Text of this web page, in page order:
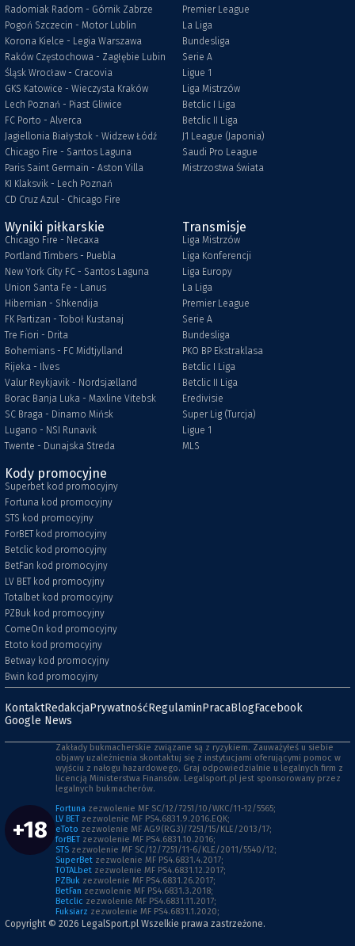
Radomiak Radom - Górnik Zabrze
Pogoń Szczecin - Motor Lublin
Korona Kielce - Legia Warszawa
Raków Częstochowa - Zagłębie Lubin
Śląsk Wrocław - Cracovia
GKS Katowice - Wieczysta Kraków
Lech Poznań - Piast Gliwice
FC Porto - Alverca
Jagiellonia Białystok - Widzew Łódź
Chicago Fire - Santos Laguna
Paris Saint Germain - Aston Villa
KI Klaksvik - Lech Poznań
CD Cruz Azul - Chicago Fire
Premier League
La Liga
Bundesliga
Serie A
Ligue 1
Liga Mistrzów
Betclic I Liga
Betclic II Liga
J1 League (Japonia)
Saudi Pro League
Mistrzostwa Świata
Wyniki piłkarskie
Chicago Fire - Necaxa
Portland Timbers - Puebla
New York City FC - Santos Laguna
Union Santa Fe - Lanus
Hibernian - Shkendija
FK Partizan - Toboł Kustanaj
Tre Fiori - Drita
Bohemians - FC Midtjylland
Rijeka - Ilves
Valur Reykjavik - Nordsjælland
Borac Banja Luka - Maxline Vitebsk
SC Braga - Dinamo Mińsk
Lugano - NSI Runavik
Twente - Dunajska Streda
Transmisje
Liga Mistrzów
Liga Konferencji
Liga Europy
La Liga
Premier League
Serie A
Bundesliga
PKO BP Ekstraklasa
Betclic I Liga
Betclic II Liga
Eredivisie
Super Lig (Turcja)
Ligue 1
MLS
Kody promocyjne
Superbet kod promocyjny
Fortuna kod promocyjny
STS kod promocyjny
ForBET kod promocyjny
Betclic kod promocyjny
BetFan kod promocyjny
LV BET kod promocyjny
Totalbet kod promocyjny
PZBuk kod promocyjny
ComeOn kod promocyjny
Etoto kod promocyjny
Betway kod promocyjny
Bwin kod promocyjny
KontaktRedakcjaPrywatnośćRegulaminPracaBlogFacebook
Google News
+18
Zakłady bukmacherskie związane są z ryzykiem. Zauważyłeś u siebie
objawy uzależnienia skontaktuj się z instytucjami oferującymi pomoc w
wyjściu z nałogu hazardowego. Graj odpowiedzialnie u legalnych firm z
licencją Ministerstwa Finansów. Legalsport.pl jest sponsorowany przez
legalnych bukmacherów.
Fortuna zezwolenie MF SC/12/7251/10/WKC/11-12/5565;
LV BET zezwolenie MF PS4.6831.9.2016.EQK;
eToto zezwolenie MF AG9(RG3)/7251/15/KLE/2013/17;
forBET zezwolenie MF PS4.6831.10.2016;
STS zezwolenie MF SC/12/7251/11-6/KLE/2011/5540/12;
SuperBet zezwolenie MF PS4.6831.4.2017;
TOTALbet zezwolenie MF PS4.6831.12.2017;
PZBuk zezwolenie MF PS4.6831.26.2017;
BetFan zezwolenie MF PS4.6831.3.2018;
Betclic zezwolenie MF PS4.6831.11.2017;
Fuksiarz zezwolenie MF PS4.6831.1.2020;
Copyright © 2026 LegalSport.pl Wszelkie prawa zastrzeżone.